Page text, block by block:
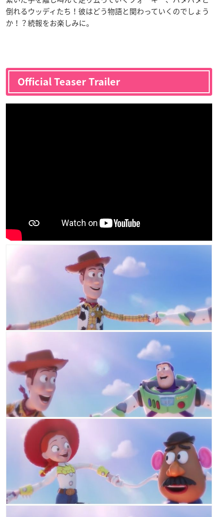
倒れるウッディたち！彼はどう物語と関わっていくのでしょう
か！？続報をお楽しみに。
Official Teaser Trailer